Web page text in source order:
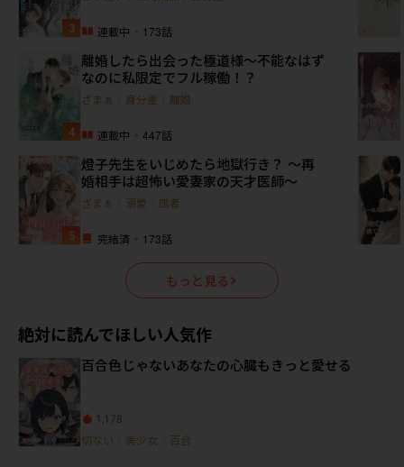
3 連載中 173話
4
離婚したら出会った極道様～不能なはず
なのに私限定でフル稼働！？
ざまぁ 身分差 離婚
連載中 447話
5
燈子先生をいじめたら地獄行き？ ～再
婚相手は超怖い愛妻家の天才医師～
ざまぁ 溺愛 医者
完結済 173話
もっと見る
絶対に読んでほしい人気作
百合色じゃないあなたの心臓もきっと愛せる
1,178
切ない 美少女 百合